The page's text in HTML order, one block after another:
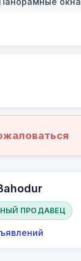
ПРОДАВЕЦ